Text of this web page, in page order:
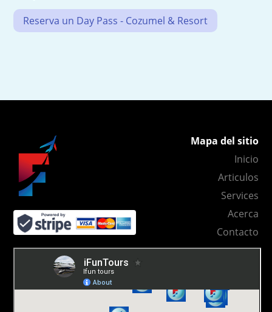
Reserva un Day Pass - Cozumel & Resort
Mapa del sitio
Inicio
Articulos
Services
Acerca
Contacto